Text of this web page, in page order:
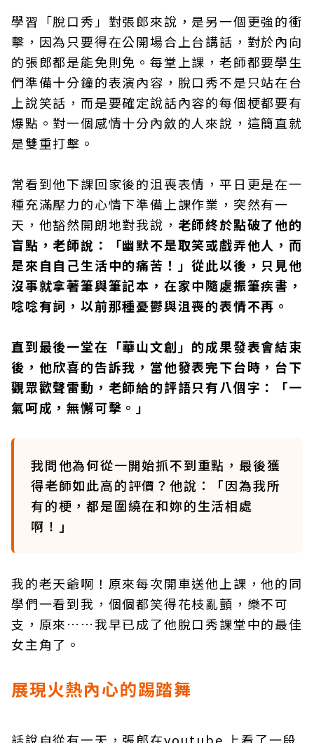
學習「脫口秀」對張郎來說，是另一個更強的衝
擊，因為只要得在公開場合上台講話，對於內向
的張郎都是能免則免。每堂上課，老師都要學生
們準備十分鐘的表演內容，脫口秀不是只站在台
上說笑話，而是要確定說話內容的每個梗都要有
爆點。對一個感情十分內斂的人來說，這簡直就
是雙重打擊。
常看到他下課回家後的沮喪表情，平日更是在一
種充滿壓力的心情下準備上課作業，突然有一
天，他豁然開朗地對我說， 老師終於點破了他的
盲點，老師說：「幽默不是取笑或戲弄他人，而
是來自自己生活中的痛苦！」從此以後，只見他
沒事就拿著筆與筆記本，在家中隨處振筆疾書，
唸唸有詞，以前那種憂鬱與沮喪的表情不再。
直到最後一堂在「華山文創」的成果發表會結束
後，他欣喜的告訴我，當他發表完下台時，台下
觀眾歡聲雷動，老師給的評語只有八個字：「一
氣呵成，無懈可擊。」
我問他為何從一開始抓不到重點，最後獲
得老師如此高的評價？他說：「因為我所
有的梗，都是圍繞在和妳的生活相處
啊！」
我的老天爺啊！原來每次開車送他上課，他的同
學們一看到我，個個都笑得花枝亂顫，樂不可
支，原來……我早已成了他脫口秀課堂中的最佳
女主角了。
展現火熱內心的踢踏舞